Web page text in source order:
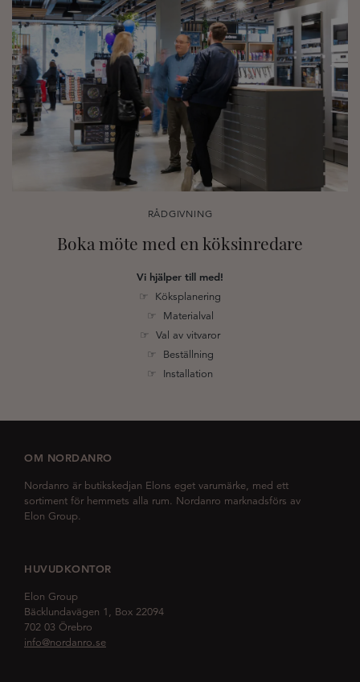
RÅDGIVNING
Boka möte med en köksinredare
Vi hjälper till med!
☞ Köksplanering
☞ Materialval
☞ Val av vitvaror
☞ Beställning
☞ Installation
OM NORDANRO
Nordanro är butikskedjan Elons eget varumärke, med ett
sortiment för hemmets alla rum. Nordanro marknadsförs av
Elon Group.
HUVUDKONTOR
Elon Group
Bäcklundavägen 1, Box 22094
702 03 Örebro
info@nordanro.se